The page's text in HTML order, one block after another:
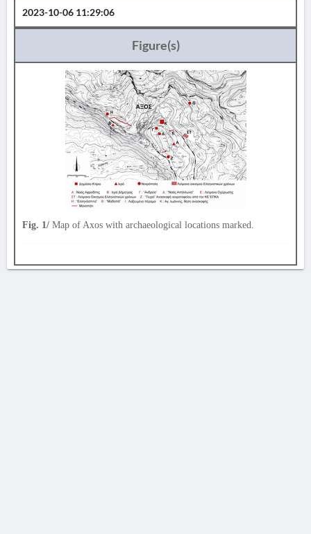
2023-10-06 11:29:06
Figure(s)
Fig. 1/ Map of Axos with archaeological locations marked.